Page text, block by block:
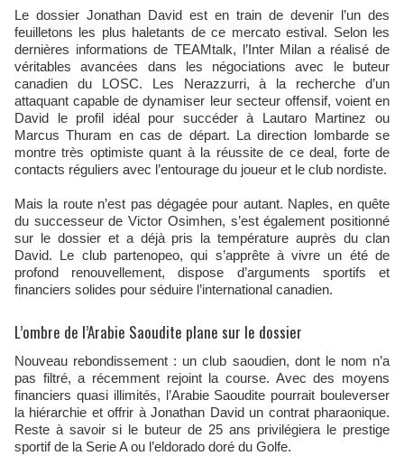
Le dossier Jonathan David est en train de devenir l’un des
feuilletons les plus haletants de ce mercato estival. Selon les
dernières informations de TEAMtalk, l’Inter Milan a réalisé de
véritables avancées dans les négociations avec le buteur
canadien du LOSC. Les Nerazzurri, à la recherche d’un
attaquant capable de dynamiser leur secteur offensif, voient en
David le profil idéal pour succéder à Lautaro Martinez ou
Marcus Thuram en cas de départ. La direction lombarde se
montre très optimiste quant à la réussite de ce deal, forte de
contacts réguliers avec l’entourage du joueur et le club nordiste.
Mais la route n’est pas dégagée pour autant. Naples, en quête
du successeur de Victor Osimhen, s’est également positionné
sur le dossier et a déjà pris la température auprès du clan
David. Le club partenopeo, qui s’apprête à vivre un été de
profond renouvellement, dispose d’arguments sportifs et
financiers solides pour séduire l’international canadien.
L’ombre de l’Arabie Saoudite plane sur le dossier
Nouveau rebondissement : un club saoudien, dont le nom n’a
pas filtré, a récemment rejoint la course. Avec des moyens
financiers quasi illimités, l’Arabie Saoudite pourrait bouleverser
la hiérarchie et offrir à Jonathan David un contrat pharaonique.
Reste à savoir si le buteur de 25 ans privilégiera le prestige
sportif de la Serie A ou l’eldorado doré du Golfe.